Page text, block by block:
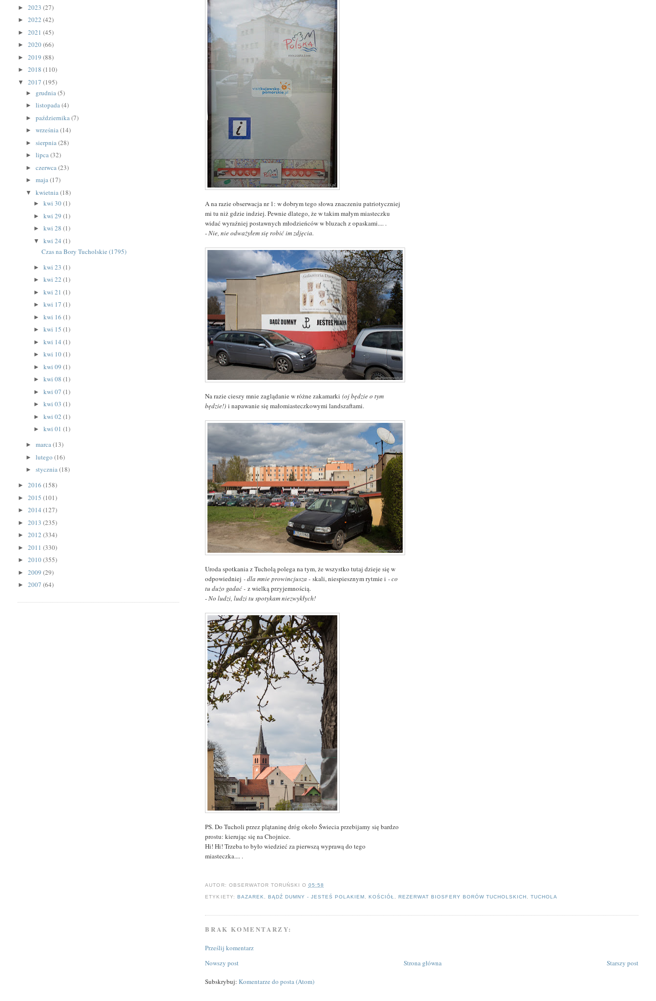
A na razie obserwacja nr 1: w dobrym tego słowa znaczeniu patriotyczniej
mi tu niż gdzie indziej. Pewnie dlatego, że w takim małym miasteczku
widać wyraźniej postawnych młodzieńców w bluzach z opaskami.... .
-Nie, nie odważyłem się robić im zdjęcia.
Na razie cieszy mnie zaglądanie w różne zakamarki(oj będzie o tym
będzie!) i napawanie się małomiasteczkowymi landszaftami.
Uroda spotkania z Tucholą polega na tym, że wszystko tutaj dzieje się w
odpowiedniej- dla mnie prowincjusza -skali, niespiesznym rytmie i- co
tu dużo gadać -z wielką przyjemnością.
-No ludzi, ludzi tu spotykam niezwykłych!
PS. Do Tucholi przez plątaninę dróg około Świecia przebijamy się bardzo
prostu: kierując się na Chojnice.
Hi! Hi! Trzeba to było wiedzieć za pierwszą wyprawą do tego
miasteczka.... .
AUTOR: OBSERWATOR TORUŃSKI O 05:58
ETYKIETY: BAZAREK BĄDŹ DUMNY - JESTEŚ POLAKIEM ,KOŚCIÓŁ ,REZERWAT BIOSFERY BORÓW TUCHOLSKICH TUCHOLA
BRAK KOMENTARZY:
Prześlij komentarz
Nowszy post
Starszy post
Strona główna
Subskrybuj:Komentarze do posta (Atom)
►2023(27)
►2022(42)
►2021(45)
►2020(66)
►2019(88)
►2018(110)
▼2017(195)
► grudnia(5)
►listopada(4)
►października(7)
►września(14)
►sierpnia(28)
►lipca(32)
►czerwca(23)
►maja(17)
▼kwietnia(18)
► kwi 30(1)
► kwi 29 (1)
► kwi 28 (1)
▼ kwi 24 (1)
Czas na Bory Tucholskie (1795)
► kwi 23 (1)
► kwi 22 (1)
► kwi 21 (1)
► kwi 17 (1)
► kwi 16 (1)
► kwi 15 (1)
► kwi 14 (1)
► kwi 10(1)
► kwi 09 (1)
► kwi 08 (1)
► kwi 07 (1)
► kwi 03 (1)
► kwi 02 (1)
► kwi 01 (1)
►marca(13)
►lutego(16)
►stycznia(18)
►2016(158)
►2015(101)
►2014(127)
►2013(235)
►2012(334)
►2011(330)
►2010(355)
►2009(29)
►2007(64)